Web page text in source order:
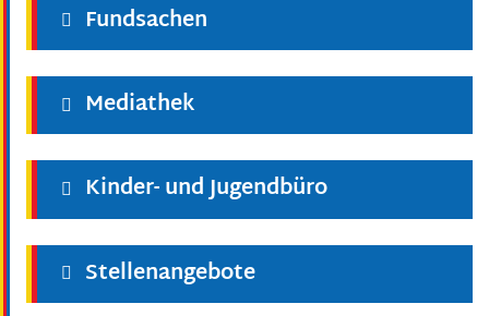
Fundsachen
Mediathek
Kinder- und Jugendbüro
Stellenangebote